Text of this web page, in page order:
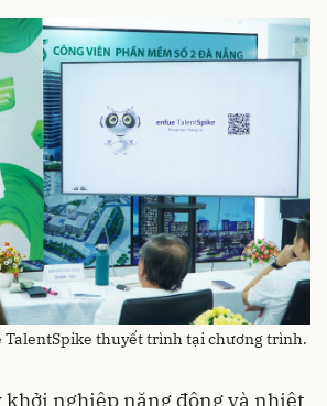
thuyết trình tại chương trình.
khởi nghiệp năng động và nhiệt